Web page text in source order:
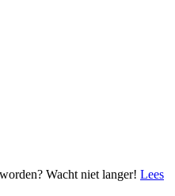
Wacht niet langer! Lees